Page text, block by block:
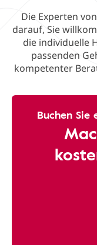
Die Experten
darauf, Sie
die individuelle
passenden
kompetenter
Buchen